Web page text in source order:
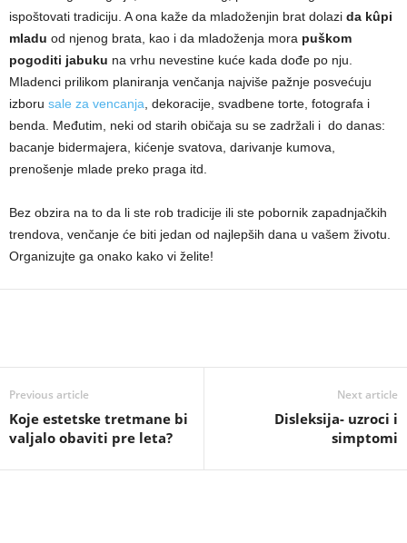
ispoštovati tradiciju. A ona kaže da mladoženjin brat dolazi da kûpi
mladu od njenog brata, kao i da mladoženja mora puškom
pogoditi jabuku na vrhu nevestine kuće kada dođe po nju.
Mladenci prilikom planiranja venčanja najviše pažnje posvećuju
izboru sale za vencanja, dekoracije, svadbene torte, fotografa i
benda. Međutim, neki od starih običaja su se zadržali i do danas:
bacanje bidermajera, kićenje svatova, darivanje kumova,
prenošenje mlade preko praga itd.
Bez obzira na to da li ste rob tradicije ili ste pobornik zapadnjačkih
trendova, venčanje će biti jedan od najlepših dana u vašem životu.
Organizujte ga onako kako vi želite!
Previous article
Koje estetske tretmane bi
valjalo obaviti pre leta?
Next article
Disleksija- uzroci i
simptomi